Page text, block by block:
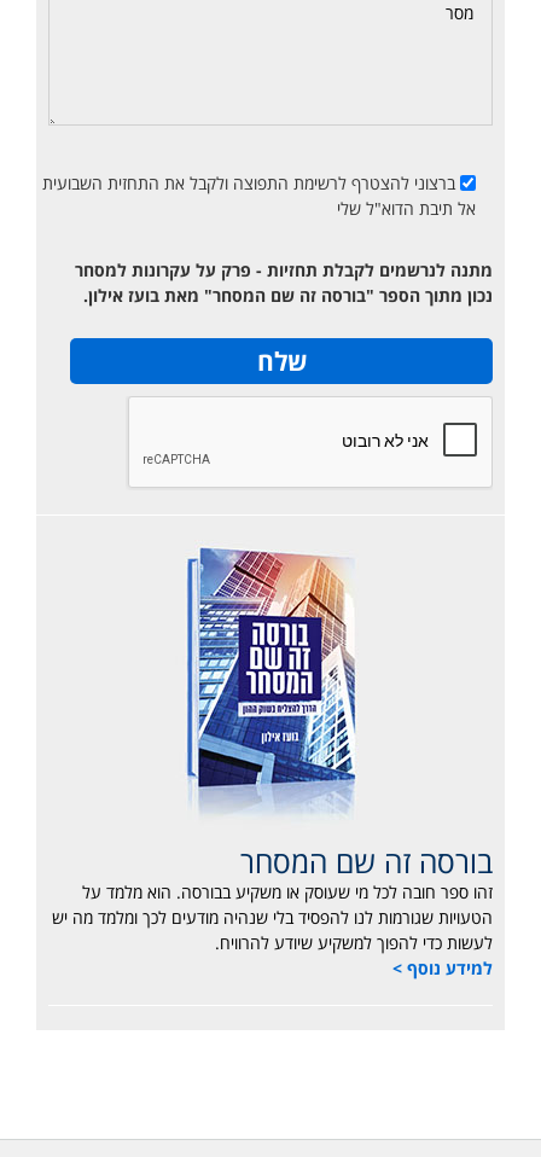
ברצוני להצטרף לרשימת התפוצה ולקבל את התחזית השבועית
אל תיבת הדוא"ל שלי
מתנה לנרשמים לקבלת תחזיות - פרק על עקרונות למסחר
נכון מתוך הספר "בורסה זה שם המסחר" מאת בועז אילון.
בורסה זה שם המסחר
זהו ספר חובה לכל מי שעוסק או משקיע בבורסה. הוא מלמד על
הטעויות שגורמות לנו להפסיד בלי שנהיה מודעים לכך ומלמד מה יש
לעשות כדי להפוך למשקיע שיודע להרוויח.
למידע נוסף >